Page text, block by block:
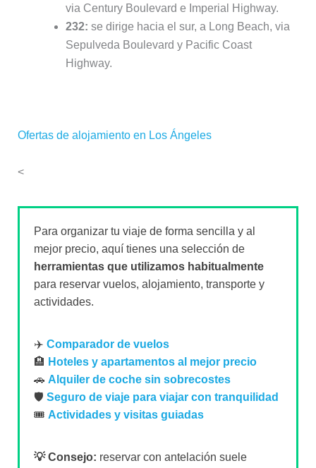
via Century Boulevard e Imperial Highway.
232: se dirige hacia el sur, a Long Beach, via
Sepulveda Boulevard y Pacific Coast
Highway.
Ofertas de alojamiento en Los Ángeles
<
Para organizar tu viaje de forma sencilla y al
mejor precio, aquí tienes una selección de
herramientas que utilizamos habitualmente
para reservar vuelos, alojamiento, transporte y
actividades.
✈️ Comparador de vuelos
🏨 Hoteles y apartamentos al mejor precio
🚗 Alquiler de coche sin sobrecostes
🛡️ Seguro de viaje para viajar con tranquilidad
🎟️ Actividades y visitas guiadas
💡 Consejo: reservar con antelación suele